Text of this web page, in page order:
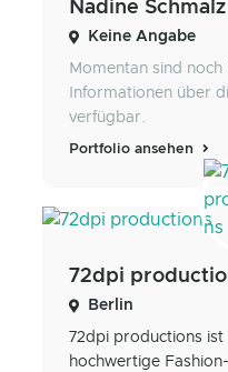
Nadine Schmalz
Keine Angabe
Momentan sind
Informationen über
verfügbar.
Portfolio ansehen
72dpi
Berlin
72dpi productions
hochwertige